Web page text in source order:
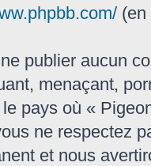
(en
publier aucun
menaçant,
pays où «
ne respectez
et nous